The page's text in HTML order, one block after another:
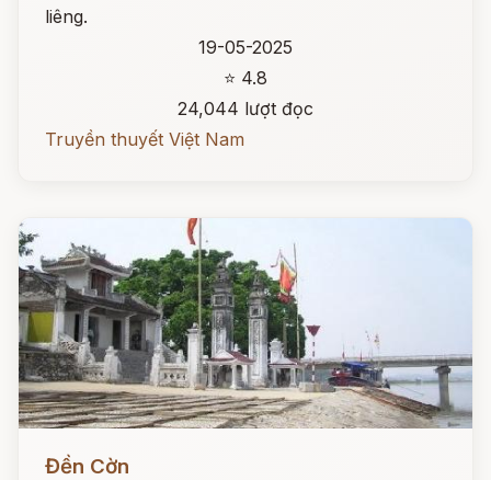
liêng.
19-05-2025
⭐ 4.8
24,044 lượt đọc
Truyền thuyết Việt Nam
Đọc ngay
Đền Cờn